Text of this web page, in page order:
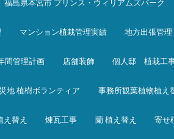
福島県本宮市 プリンス・ウィリアムズパーク
マンション植栽管理実績 地方出張管理
間管理計画 店舗装飾 個人邸 植栽工
地 植樹ボランティア 事務所観葉植物植え
え替え 煉瓦工事 蘭 植え替え 寄せ